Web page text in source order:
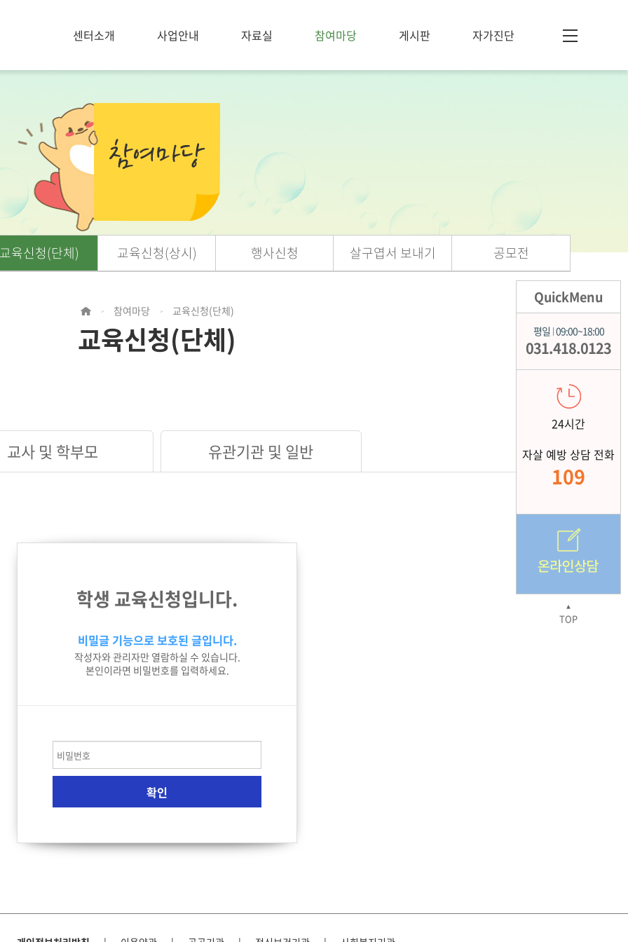
센터소개 사업안내 자료실 참여마당 게시판 자가진단
육신청(단체) 교육신청(상시) 행사신청 살구엽서 보내기 공모전
> 참여마당 > 교육신청(단체)
교육신청(단체)
교사 및 학부모 유관기관 및 일반
학생 교육신청입니다.
비밀글 기능으로 보호된 글입니다.
작성자와 관리자만 열람하실 수 있습니다.
본인이라면 비밀번호를 입력하세요.
QuickMenu
평일 | 09:00~18:00
031.418.0123
24시간
자살 예방 상담 전화
109
▲
TOP